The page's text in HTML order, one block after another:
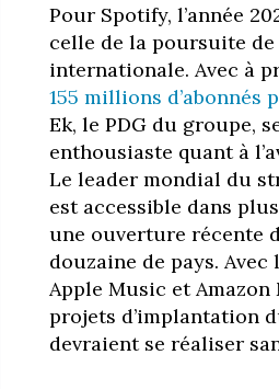
Pour Spotify, l’année
celle de la poursuite de
internationale. Avec à
155 millions d’abonnés
Ek, le PDG du groupe,
enthousiaste quant à
Le leader mondial du
est accessible dans
une ouverture récente
douzaine de pays.
Apple Music et Amazon
projets d’implantation
devraient se réaliser